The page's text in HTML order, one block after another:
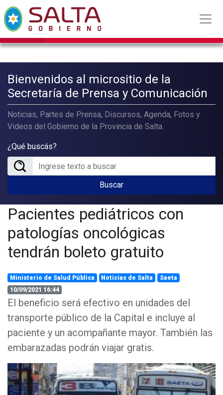
Bienvenidos al micrositio de la
Secretaría de Prensa y Comunicación
Noticias, Partes de Prensa, Discursos, Agenda, Fotos y
Videos del Gobierno de la Provincia de Salta.
¿Qué buscás?
Buscar
Pacientes pediátricos con
patologías oncológicas
tendrán boleto gratuito
Ministerio de Salud Pública Noticias de Salta
Saeta
10/09/2021 16:44
El beneficio será efectivo en unidades del
transporte público de la Capital e incluye al
paciente y un acompañante mayor. También las
embarazadas podrán viajar gratis.